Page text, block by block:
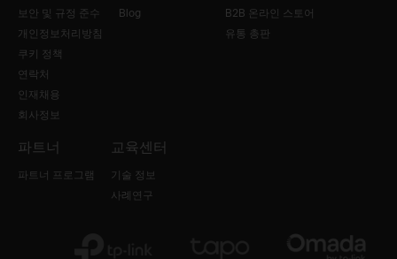
보안 및 규정 준수
개인정보처리방침
쿠키 정책
연락처
인재채용
회사정보
Blog
B2B 온라인 스토어
유통 총판
파트너
파트너 프로그램
교육센터
기술 정보
사례연구